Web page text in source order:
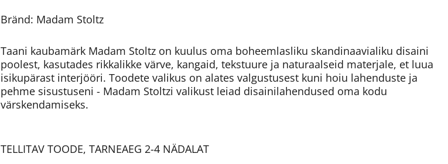
Bränd: Madam Stoltz
Taani kaubamärk Madam Stoltz on kuulus oma boheemlasliku skandinaavialiku disaini
poolest, kasutades rikkalikke värve, kangaid, tekstuure ja naturaalseid materjale, et luua
isikupärast interjööri. Toodete valikus on alates valgustusest kuni hoiu lahenduste ja
pehme sisustuseni - Madam Stoltzi valikust leiad disainilahendused oma kodu
värskendamiseks.
TELLITAV TOODE, TARNEAEG 2-4 NÄDALAT